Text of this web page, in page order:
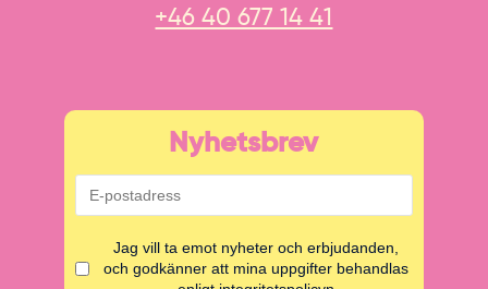
+46 40 677 14 41
Nyhetsbrev
Jag vill ta emot nyheter och erbjudanden,
och godkänner att mina uppgifter behandlas